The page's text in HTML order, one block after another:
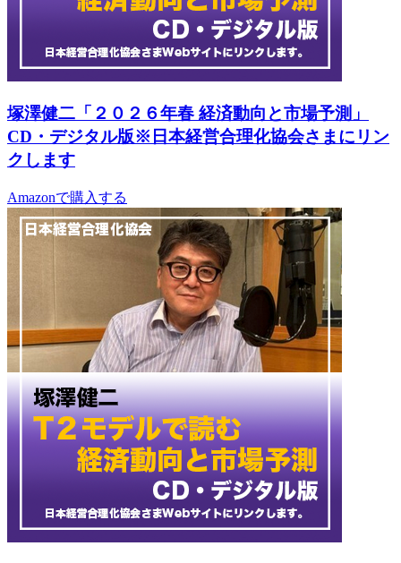
塚澤健二「２０２６年春 経済動向と市場予測」
CD・デジタル版※日本経営合理化協会さまにリン
クします
Amazonで購入する